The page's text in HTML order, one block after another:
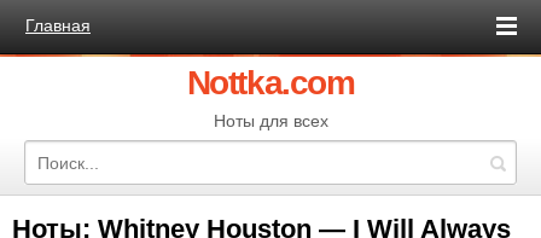
Главная
Nottka.com
Ноты для всех
Ноты: Whitney Houston — I Will Always